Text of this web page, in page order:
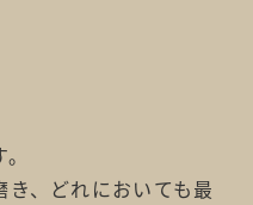
、どれにおいても最